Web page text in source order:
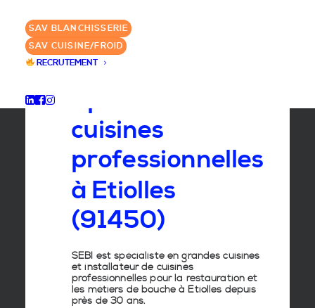
SAV BLANCHISSERIE
SAV CUISINE/FROID
RECRUTEMENT
✆ 09 78 083 083
GROUPE SEBI
Spécialiste
cuisines
professionnelles
à Etiolles
(91450)
SEBI est spécialiste en grandes cuisines
et installateur de cuisines
professionnelles pour la restauration et
les métiers de bouche à Etiolles depuis
près de 30 ans.